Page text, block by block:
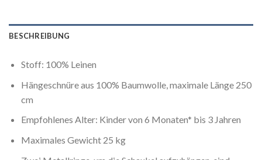
BESCHREIBUNG
Stoff: 100% Leinen
Hängeschnüre aus 100% Baumwolle, maximale Länge 250
cm
Empfohlenes Alter: Kinder von 6 Monaten* bis 3 Jahren
Maximales Gewicht 25 kg